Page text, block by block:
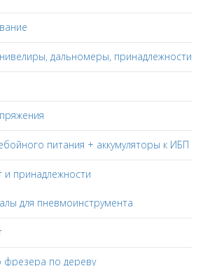
дальномеры, принадлежности
питания + аккумуляторы к ИБП
принадлежности
для пневмоинструмента
фрезера по дереву